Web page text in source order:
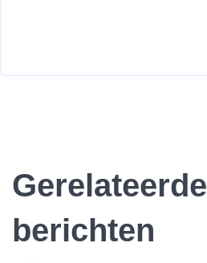
Gerelateerde
berichten